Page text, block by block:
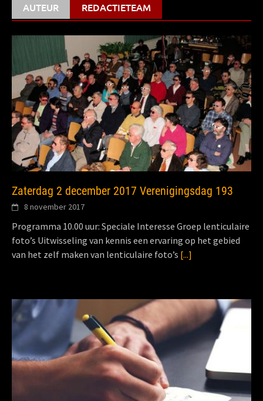
AUTEUR REDACTIETEAM
Zaterdag 2 december 2017 Verenigingsdag 193
8 november 2017
Programma 10.00 uur: Speciale Interesse Groep lenticulaire
foto’s Uitwisseling van kennis een ervaring op het gebied
van het zelf maken van lenticulaire foto’s [...]